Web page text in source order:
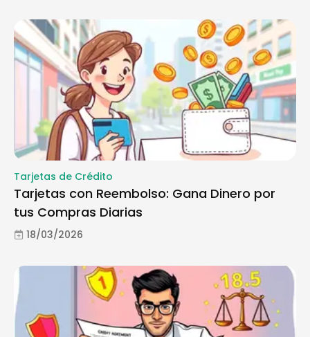
Tarjetas de Crédito
Tarjetas con Reembolso: Gana Dinero por
tus Compras Diarias
18/03/2026